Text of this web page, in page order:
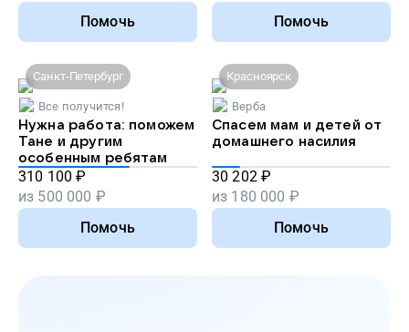
Помочь
Помочь
Санкт-Петербург
Все получится!
Нужна работа: поможем
Тане и другим
особенным ребятам
310 100 ₽
из 500 000 ₽
Помочь
Красноярск
Верба
Спасем мам и детей от
домашнего насилия
30 202 ₽
из 180 000 ₽
Помочь